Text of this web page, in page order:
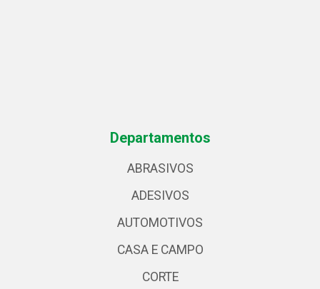
Departamentos
ABRASIVOS
ADESIVOS
AUTOMOTIVOS
CASA E CAMPO
CORTE